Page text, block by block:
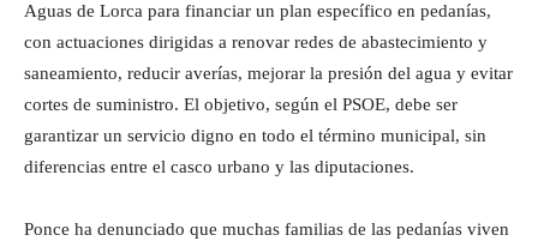
Aguas de Lorca para financiar un plan específico en pedanías,
con actuaciones dirigidas a renovar redes de abastecimiento y
saneamiento, reducir averías, mejorar la presión del agua y evitar
cortes de suministro. El objetivo, según el PSOE, debe ser
garantizar un servicio digno en todo el término municipal, sin
diferencias entre el casco urbano y las diputaciones.
Ponce ha denunciado que muchas familias de las pedanías viven